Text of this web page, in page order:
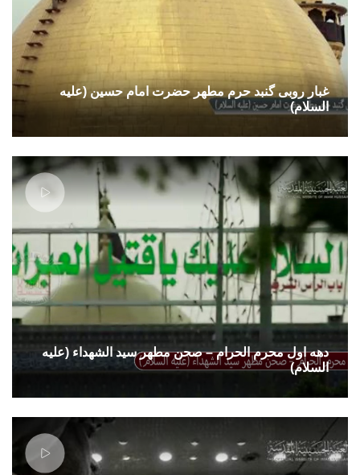
غبار روبی گنبد حرم مطهر حضرت امام حسین (علیه
السلام)
دهه اول محرم الحرام – صحن مطهر سید الشهداء (علیه
السلام)